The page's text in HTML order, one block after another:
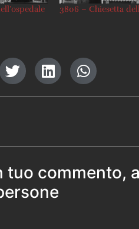
3806 – Chiesetta
tuo commento,